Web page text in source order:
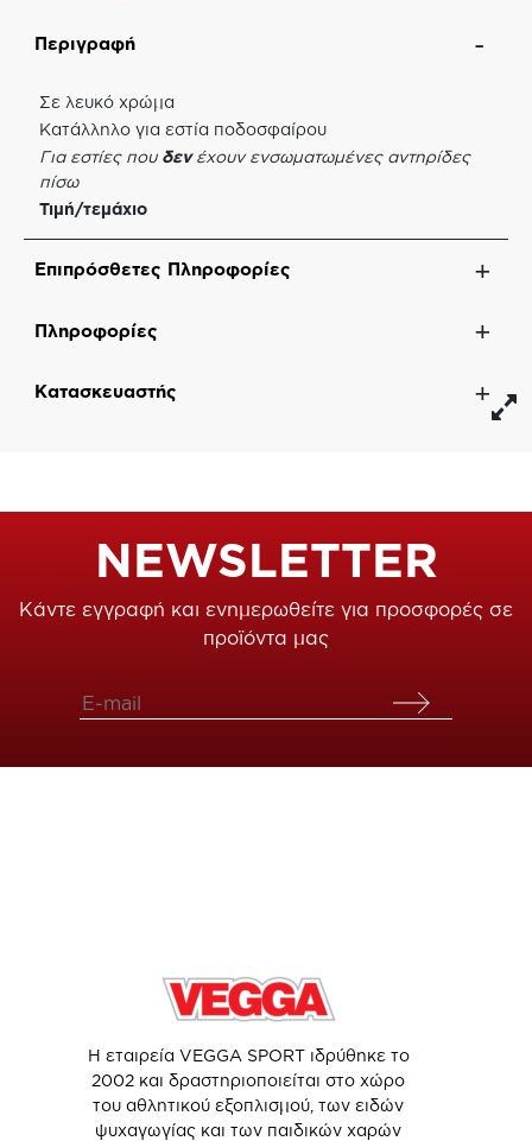
Περιγραφή
Σε λευκό χρώμα
Κατάλληλο για εστία ποδοσφαίρου
Για εστίες που δενέχουν ενσωματωμένες αντηρίδες
πίσω
Τιμή/τεμάχιο
Επιπρόσθετες Πληροφορίες
Πληροφορίες
Κατασκευαστής
NEWSLETTER
Κάντε εγγραφή και ενημερωθείτε για προσφορές σε
προϊόντα μας
Η εταιρεία VEGGA SPORT ιδρύθηκε το
2002 και δραστηριοποιείται στο χώρο
του αθλητικού εξοπλισμού, των ειδών
ψυχαγωγίας και των παιδικών χαρών